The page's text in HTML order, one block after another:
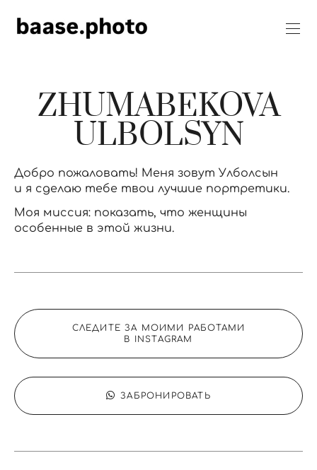
ZHUMABEKOVA
ULBOLSYN
Добро пожаловать! Меня зовут Улболсын
и я сделаю тебе твои лучшие портретики.
Моя миссия: показать, что женщины
особенные в этой жизни.
СЛЕДИТЕ ЗА МОИМИ РАБОТАМИ
В INSTAGRAM
ЗАБРОНИРОВАТЬ